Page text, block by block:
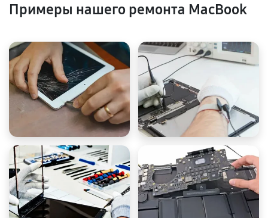
Примеры нашего ремонта MacBook